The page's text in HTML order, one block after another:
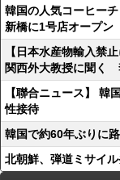
韓国の人気コーヒー
新橋に1号店オープン
【日本水産物輸入禁
関西外大教授に聞く
【聯合ニュース】
性接待
韓国で約60年ぶりに
北朝鮮、弾道ミサイ